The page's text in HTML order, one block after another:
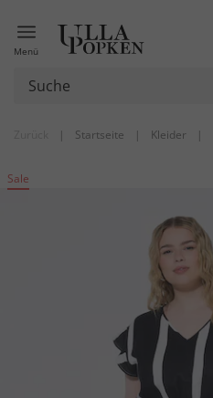
Menü
| Startseite | Kleider |
Sale